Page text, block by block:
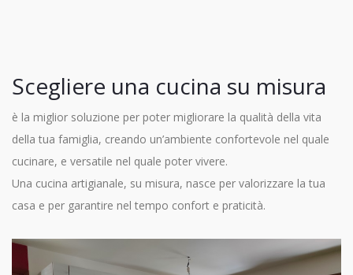
Scegliere una cucina su misura
è la miglior soluzione per poter migliorare la qualità della vita
della tua famiglia, creando un’ambiente confortevole nel quale
cucinare, e versatile nel quale poter vivere.
Una cucina artigianale, su misura, nasce per valorizzare la tua
casa e per garantire nel tempo confort e praticità.